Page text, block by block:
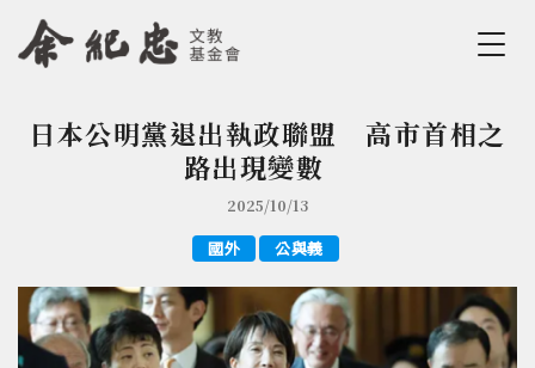
Jump to Navigation
Jump to Main content
您在這裡
日本公明黨退出執政聯盟 高市首相之
路出現變數
2025/10/13
國外 公與義